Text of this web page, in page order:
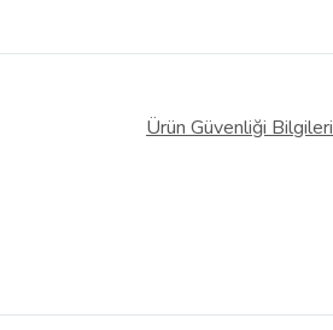
Ürün Güvenliği Bilgileri